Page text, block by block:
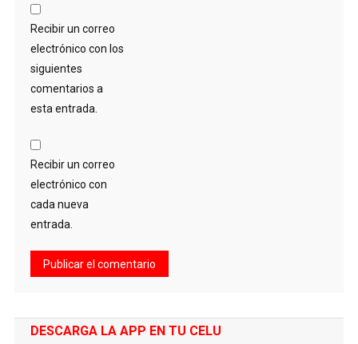
Recibir un correo
electrónico con los
siguientes
comentarios a
esta entrada.
Recibir un correo
electrónico con
cada nueva
entrada.
DESCARGA LA APP EN TU CELU